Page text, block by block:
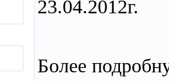
23.04.2012г.
Более